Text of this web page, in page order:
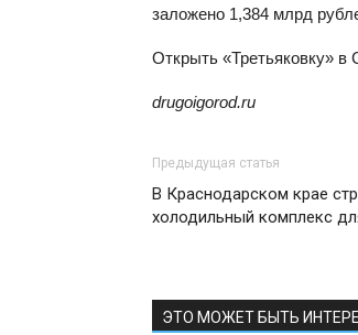
заложено 1,384 млрд
Открыть «Третьяковку» в
drugoigorod.ru
Предыдущая статья
В Краснодарском крае
холодильный комплекс
ЭТО МОЖЕТ БЫТЬ